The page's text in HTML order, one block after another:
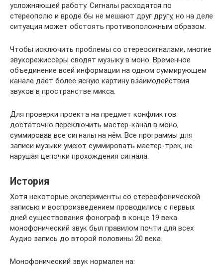
усложняющей работу. Сигналы расходятся по
стереополю и вроде бы не мешают друг другу, но на деле
ситуация может обстоять противоположным образом.
Чтобы исключить проблемы со стереосигналами, многие
звукорежиссёры сводят музыку в моно. Временное
объединение всей информации на одном суммирующем
канале даёт более ясную картину взаимодействия
звуков в пространстве микса.
Для проверки проекта на предмет конфликтов
достаточно переключить мастер-канал в моно,
суммировав все сигналы на нём. Все программы для
записи музыки умеют суммировать мастер-трек, не
нарушая цепочки прохождения сигнала.
История
Хотя некоторые эксперименты со стереофонической
записью и воспроизведением проводились с первых
дней существования фонограф в конце 19 века
монофонический звук был правилом почти для всех
Аудио запись до второй половины 20 века.
Монофонический звук нормален на: